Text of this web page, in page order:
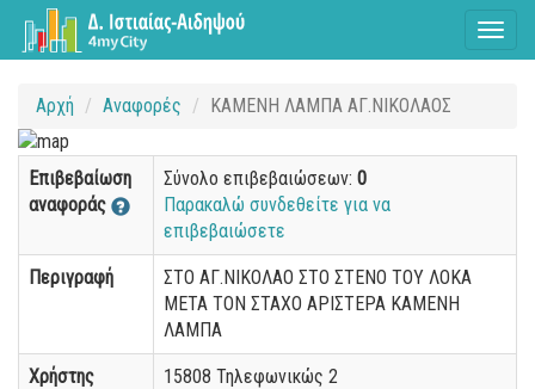
Αρχή Αναφορές ΚΑΜΕΝΗ ΛΑΜΠΑ ΑΓ.ΝΙΚΟΛΑΟΣ
Επιβεβαίωση
αναφοράς
Σύνολο επιβεβαιώσεων: 0
Παρακαλώ συνδεθείτε για να
επιβεβαιώσετε
Περιγραφή
ΣΤΟ ΑΓ.ΝΙΚΟΛΑΟ ΣΤΟ ΣΤΕΝΟ ΤΟΥ ΛΟΚΑ
ΜΕΤΑ ΤΟΝ ΣΤΑΧΟ ΑΡΙΣΤΕΡΑ ΚΑΜΕΝΗ
ΛΑΜΠΑ
Χρήστης 15808 Τηλεφωνικώς 2